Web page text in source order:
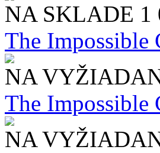
NA SKLADE 1
The Impossible
NA
The Impossible
NA